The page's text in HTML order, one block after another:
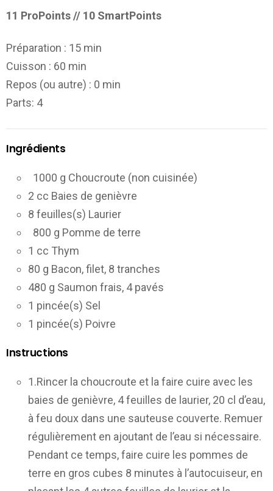
11 ProPoints // 10 SmartPoints
Préparation : 15 min
Cuisson : 60 min
Repos (ou autre) : 0 min
Parts: 4
Ingrédients
1000 g Choucroute (non cuisinée)
2 cc Baies de genièvre
8 feuilles(s) Laurier
800 g Pomme de terre
1 cc Thym
80 g Bacon, filet, 8 tranches
480 g Saumon frais, 4 pavés
1 pincée(s) Sel
1 pincée(s) Poivre
Instructions
1.Rincer la choucroute et la faire cuire avec les
baies de genièvre, 4 feuilles de laurier, 20 cl d’eau,
à feu doux dans une sauteuse couverte. Remuer
régulièrement en ajoutant de l’eau si nécessaire.
Pendant ce temps, faire cuire les pommes de
terre en gros cubes 8 minutes à l’autocuiseur, en